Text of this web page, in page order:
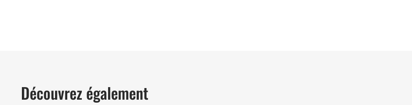
Découvrez également